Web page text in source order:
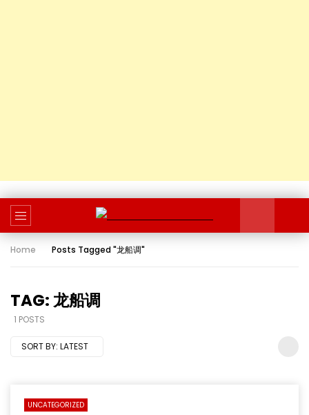
Home Posts Tagged "龙船调"
TAG: 龙船调
1 POSTS
SORT BY: LATEST
UNCATEGORIZED